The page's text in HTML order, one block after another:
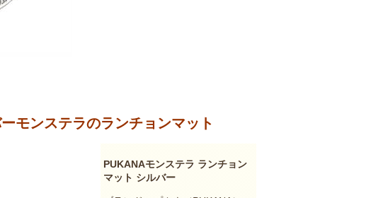
モンステラのランチョンマット
PUKANAモンステラ ランチョン
マット シルバー